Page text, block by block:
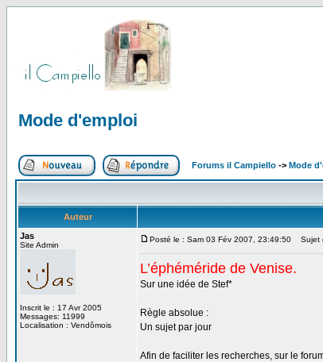
Mode d'emploi
Forums il Campiello -> Mode
Auteur
Jas
Site Admin
Inscrit le : 17 Avr 2005
Messages: 11999
Localisation : Vendômois
Posté le : Sam 03 Fév 2007, 23:49:50 Sujet
L’éphéméride de Venise.
Sur une idée de Stef*
Règle absolue :
Un sujet par jour
Afin de faciliter les recherches, sur le